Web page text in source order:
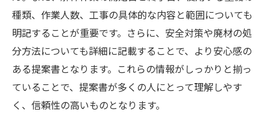
関係者全体へ工程表を共有する効果的な方
法
プロジェクトの目的と範囲を明確にする重要性
提案書における目的設定の具体例
範囲を明確にすることの利点とその方法
種類、作業人数、工事の具体的な内容と範囲についても
明記することが重要です。さらに、安全対策や廃材の処
分方法についても詳細に記載することで、より安心感の
ある提案書となります。これらの情報がしっかりと揃っ
ていることで、提案書が多くの人にとって理解しやす
く、信頼性の高いものとなります。